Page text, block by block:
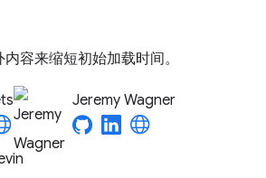
容来缩短初始加载时间。
Jeremy Wagner